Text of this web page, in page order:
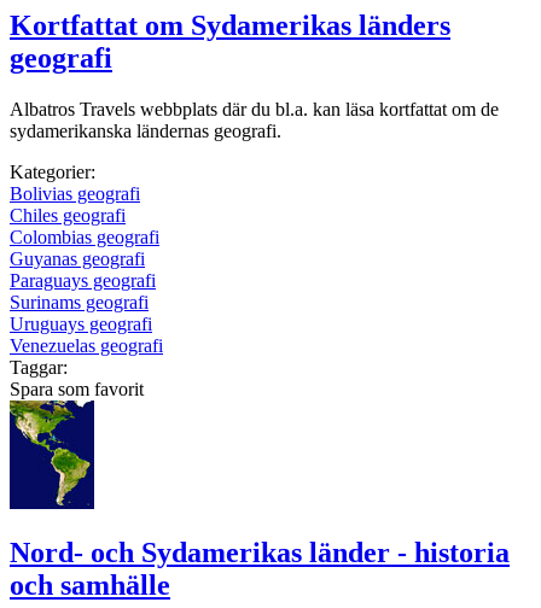
Kortfattat om Sydamerikas länders
geografi
Albatros Travels webbplats där du bl.a. kan läsa kortfattat om de
sydamerikanska ländernas geografi.
Kategorier:
Bolivias geografi
Chiles geografi
Colombias geografi
Guyanas geografi
Paraguays geografi
Surinams geografi
Uruguays geografi
Venezuelas geografi
Taggar:
Spara som favorit
Nord- och Sydamerikas länder - historia
och samhälle